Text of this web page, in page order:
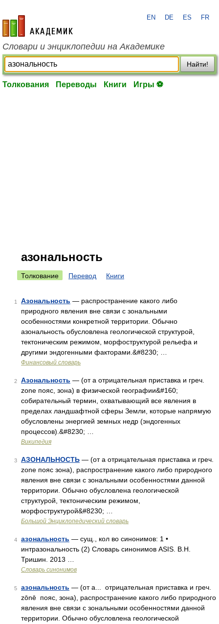
academic.ru
EN DE ES FR
Словари и энциклопедии на Академике
Найти!
Толкования Переводы Книги Игры ⚽
азональность
Толкование Перевод Книги
1 Азональность — распространение какого либо
природного явления вне связи с зональными
особенностями конкретной территории. Обычно
азональность обусловлена геологической структурой,
тектоническим режимом, морфоструктурой рельефа и
другими эндогенными факторами.&#8230; …
Финансовый словарь
2 Азональность — (от a отрицательная приставка и греч.
zone пояс, зона) в физической географии&#160;
собирательный термин, охватывающий все явления в
пределах ландшафтной сферы Земли, которые напрямую
обусловлены энергией земных недр (эндогенных
процессов).&#8230; …
Википедия
3 АЗОНАЛЬНОСТЬ — (от a отрицательная приставка и греч.
zone пояс зона), распространение какого либо природного
явления вне связи с зональными особенностями данной
территории. Обычно обусловлена геологической
структурой, тектоническим режимом,
морфоструктурой&#8230; …
Большой Энциклопедический словарь
4 азональность — сущ., кол во синонимов: 1 •
интразональность (2) Словарь синонимов ASIS. В.Н.
Тришин. 2013 …
Словарь синонимов
5 азональность — (от а... отрицательная приставка и греч.
zōnē пояс, зона), распространение какого либо природного
явления вне связи с зональными особенностями данной
территории. Обычно обусловлена геологической